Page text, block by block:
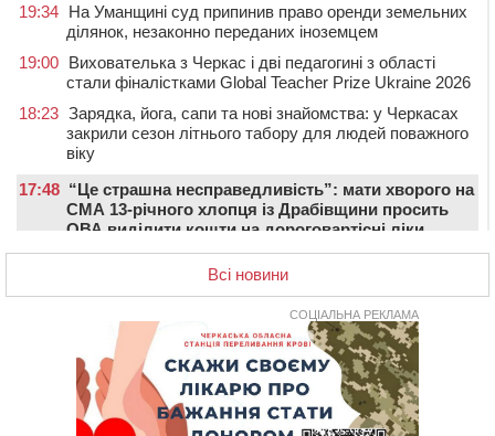
19:34 На Уманщині суд припинив право оренди земельних
ділянок, незаконно переданих іноземцем
19:00 Вихователька з Черкас і дві педагогині з області
стали фіналістками Global Teacher Prize Ukraine 2026
18:23 Зарядка, йога, сапи та нові знайомства: у Черкасах
закрили сезон літнього табору для людей поважного
віку
17:48 “Це страшна несправедливість”: мати хворого на
СМА 13-річного хлопця із Драбівщини просить
ОВА виділити кошти на дороговартісні ліки
На Уманщині судитимуть колишню очільницю відділу
освіти через закупівлю електрики за завищеною
У Черкасах провели в останню путь двох
загиблих воїнів
До 1 вересня у Черкасах оновлюють дорожню
розмітку біля навчальних закладів (ФОТОФАКТ)
Всі новини
СОЦІАЛЬНА РЕКЛАМА